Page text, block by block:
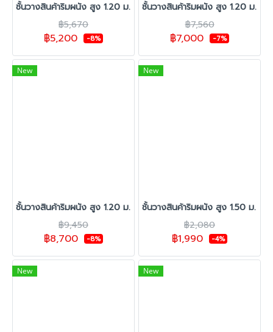
ชั้นวางสินค้าริมผนัง สูง 1.20 ม. รุ่น C-35 1 ชุดต้น 2 ตัวต่อ
฿5,670
฿5,200 -8%
ชั้นวางสินค้าริมผนัง สูง 1.20 ม. รุ่
฿7,560
฿7,000 -7%
New
ชั้นวางสินค้าริมผนัง สูง 1.20 ม. รุ่น C-35 1 ชุดต้น 4 ตัวต่อ
฿9,450
฿8,700 -8%
New
ชั้นวางสินค้าริมผนัง สูง 1.50 ม. รุ่
฿2,080
฿1,990 -4%
New New